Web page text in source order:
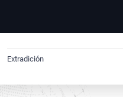
Extradición
Extradición Internacional